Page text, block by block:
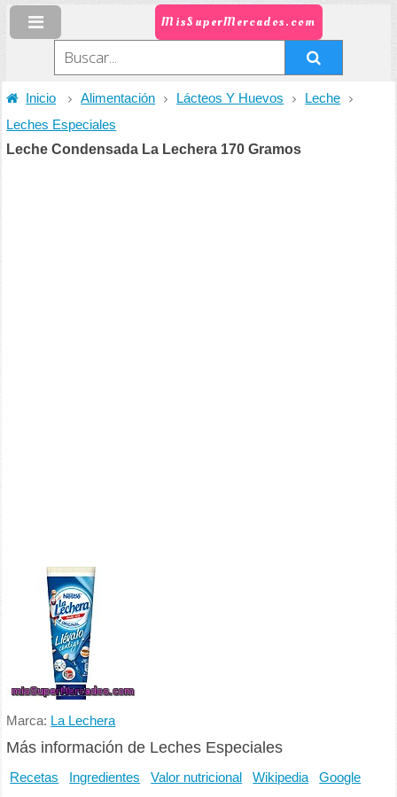
MisSuperMercados.com
Inicio Alimentación Lácteos Y Huevos
Leche
Leches Especiales
Leche Condensada La Lechera 170 Gramos
Marca: La Lechera
Más información de Leches Especiales
Recetas Ingredientes Valor nutricional Wikipedia Google